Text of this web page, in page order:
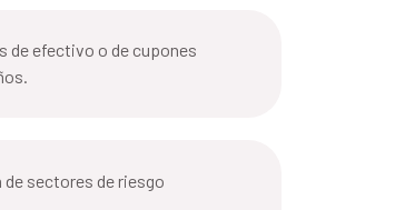
de efectivo o de cupones
sectores de riesgo